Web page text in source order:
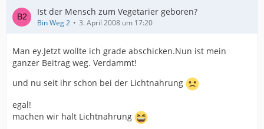
Ist der Mensch zum Vegetarier geboren?
Bin Weg 2 3. April 2008 um 17:20
Man ey.Jetzt wollte ich grade abschicken.Nun ist mein
ganzer Beitrag weg. Verdammt!
und nu seit ihr schon bei der Lichtnahrung
egal!
machen wir halt Lichtnahrung